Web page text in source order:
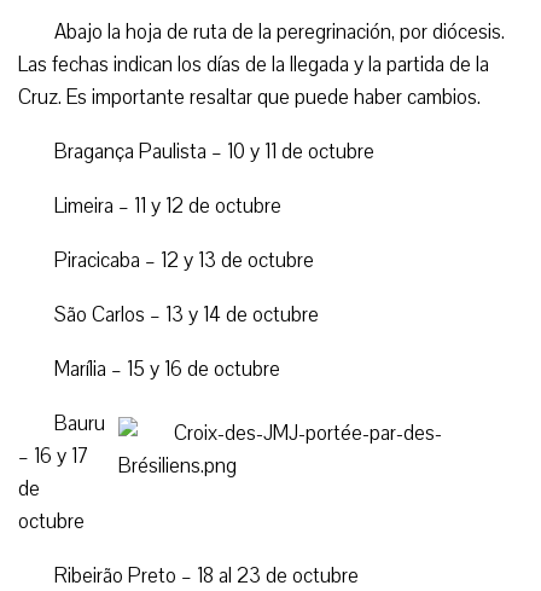
Abajo la hoja de ruta de la peregrinación, por diócesis.
Las fechas indican los días de la llegada y la partida de la
Cruz. Es importante resaltar que puede haber cambios.
Bragança Paulista – 10 y 11 de octubre
Limeira – 11 y 12 de octubre
Piracicaba – 12 y 13 de octubre
São Carlos – 13 y 14 de octubre
Marília – 15 y 16 de octubre
Bauru
– 16 y 17
de
octubre
Ribeirão Preto – 18 al 23 de octubre